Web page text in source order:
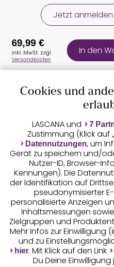
Jetzt anmelden
Auszeichnungen
Geprüfte Sicherheit
Unsere Apps
69,99 €
inkl. MwSt. zzgl.
Versandkosten
In den
Cookies und
LASCANA und 7
Zustimmung (Klick auf
Datennutzungen, um
Gerät zu speichern und/
Nutzer-ID, Browser-
Kennungen). Die
der Identifikation auf
pseudonymisierter
personalisierte Anzeigen
Inhaltsmessungen
Zielgruppen und
Mehr Infos zur Einwilligung
und zu
hier. Mit Klick auf den Link
Du Deine